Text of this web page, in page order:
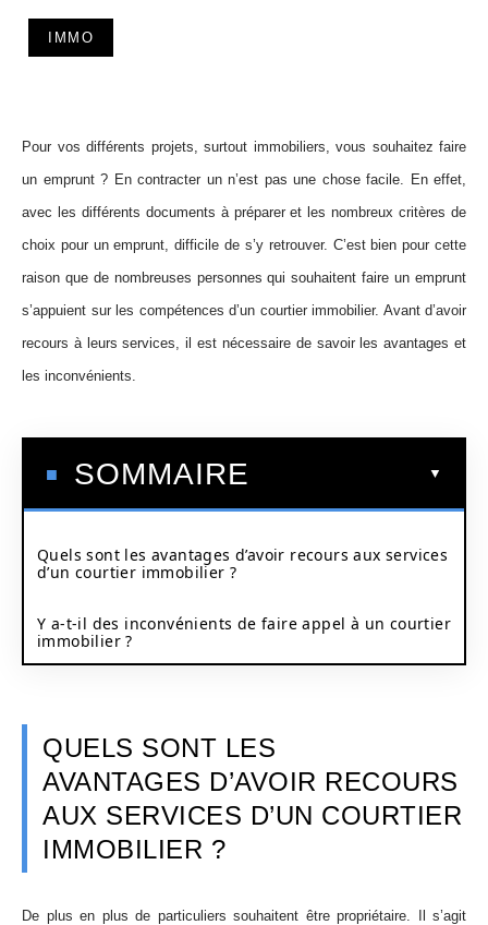
IMMO
Pour vos différents projets, surtout immobiliers, vous souhaitez faire
un emprunt ? En contracter un n’est pas une chose facile. En effet,
avec les différents documents à préparer et les nombreux critères de
choix pour un emprunt, difficile de s’y retrouver. C’est bien pour cette
raison que de nombreuses personnes qui souhaitent faire un emprunt
s’appuient sur les compétences d’un courtier immobilier. Avant d’avoir
recours à leurs services, il est nécessaire de savoir les avantages et
les inconvénients.
SOMMAIRE
Quels sont les avantages d’avoir recours aux services
d’un courtier immobilier ?
Y a-t-il des inconvénients de faire appel à un courtier
immobilier ?
QUELS SONT LES
AVANTAGES D’AVOIR RECOURS
AUX SERVICES D’UN COURTIER
IMMOBILIER ?
De plus en plus de particuliers souhaitent être propriétaire. Il s’agit